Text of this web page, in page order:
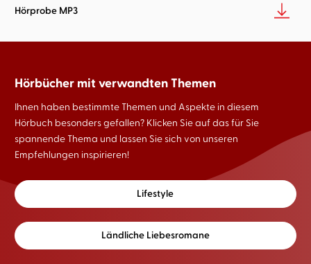
Hörprobe MP3
Hörbücher mit verwandten Themen
Ihnen haben bestimmte Themen und Aspekte in diesem
Hörbuch besonders gefallen? Klicken Sie auf das für Sie
spannende Thema und lassen Sie sich von unseren
Empfehlungen inspirieren!
Lifestyle
Ländliche Liebesromane